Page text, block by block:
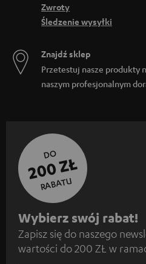
Zwroty
Śledzenie wysyłki
Znajdź sklep
Przetestuj nasze produkty
naszym profesjonalnym
DO
200 ZŁ
RABATU
Z
a
p
Wybierz swój rabat!
Zapisz się do naszego
wartości do 200 ZŁ w